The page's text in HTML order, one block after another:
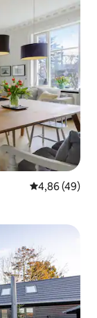
Gemiddelde
4,86 (49)